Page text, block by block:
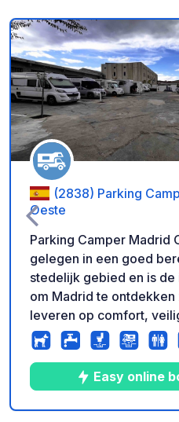
(2838) Parking
Oeste
Parking Camper Madrid
gelegen in een goed
stedelijk gebied en is
om Madrid te ontdekken
leveren op comfort,
gemoedsrust. U vindt er
nodig heeft:
restaurants,
tuinen. Uitstekende
Easy online